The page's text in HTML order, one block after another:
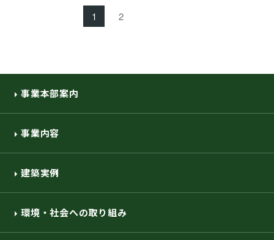
1 2
事業本部案内
事業内容
建築実例
環境・社会への取り組み